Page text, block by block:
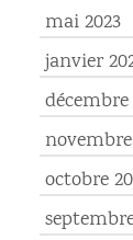
mai 2023
janvier
décembre
octobre